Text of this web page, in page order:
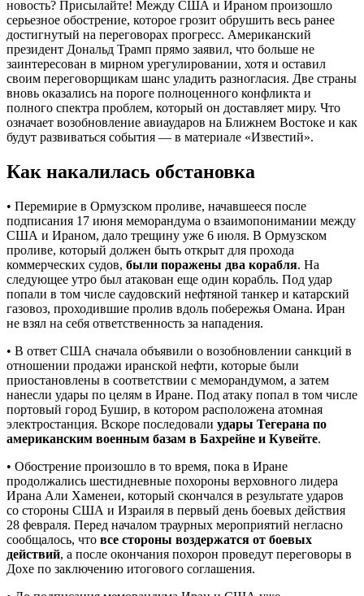
новость? Присылайте! Между США и Ираном произошло
серьезное обострение, которое грозит обрушить весь ранее
достигнутый на переговорах прогресс. Американский
президент Дональд Трамп прямо заявил, что больше не
заинтересован в мирном урегулировании, хотя и оставил
своим переговорщикам шанс уладить разногласия. Две страны
вновь оказались на пороге полноценного конфликта и
полного спектра проблем, который он доставляет миру. Что
означает возобновление авиаударов на Ближнем Востоке и как
будут развиваться события — в материале «Известий».
Как накалилась обстановка
• Перемирие в Ормузском проливе, начавшееся после
подписания 17 июня меморандума о взаимопонимании между
США и Ираном, дало трещину уже 6 июля. В Ормузском
проливе, который должен быть открыт для прохода
коммерческих судов, были поражены два корабля. На
следующее утро был атакован еще один корабль. Под удар
попали в том числе саудовский нефтяной танкер и катарский
газовоз, проходившие пролив вдоль побережья Омана. Иран
не взял на себя ответственность за нападения.
• В ответ США сначала объявили о возобновлении санкций в
отношении продажи иранской нефти, которые были
приостановлены в соответствии с меморандумом, а затем
нанесли удары по целям в Иране. Под атаку попал в том числе
портовый город Бушир, в котором расположена атомная
электростанция. Вскоре последовали удары Тегерана по
американским военным базам в Бахрейне и Кувейте.
• Обострение произошло в то время, пока в Иране
продолжались шестидневные похороны верховного лидера
Ирана Али Хаменеи, который скончался в результате ударов
со стороны США и Израиля в первый день боевых действия
28 февраля. Перед началом траурных мероприятий негласно
сообщалось, что все стороны воздержатся от боевых
действий, а после окончания похорон проведут переговоры в
Дохе по заключению итогового соглашения.